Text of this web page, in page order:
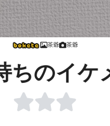
茶爺 茶爺
ちのイケ